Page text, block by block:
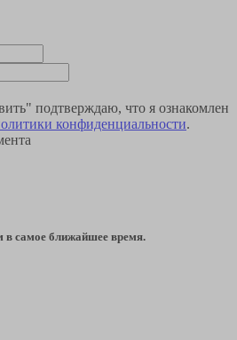
подтверждаю, что я ознакомлен
конфиденциальности.
в самое ближайшее время.